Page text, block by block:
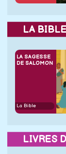
LA BIBLE
LA SAGESSE
DE SALOMON
La Bible
LIVRES